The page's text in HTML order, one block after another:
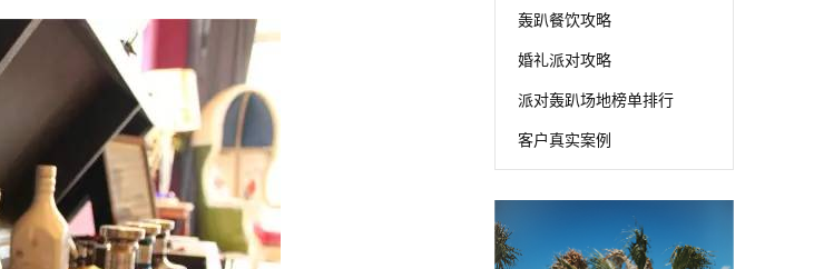
轰趴餐饮攻略
婚礼派对攻略
派对轰趴场地榜单排行
客户真实案例